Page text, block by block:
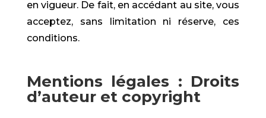
en vigueur. De fait, en accédant au site, vous
acceptez, sans limitation ni réserve, ces
conditions.
Mentions légales : Droits
d’auteur et copyright